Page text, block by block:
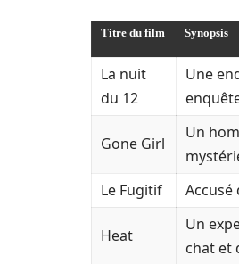
Titre du film Synopsis
La nuit
du 12
Une
Gone Girl
Un
Le Fugitif
Heat
Un
chat et